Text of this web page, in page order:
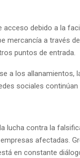
debido a la
mercancía a través
puntos de entrada.
a los allanamientos,
sociales continúan
lucha contra la
afectadas.
en constante